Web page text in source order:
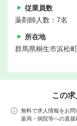
従業員数
薬剤師人数：7名
所在地
群馬県桐生市浜松
この
無料で求人情報をお問
薬局・病院等への直接